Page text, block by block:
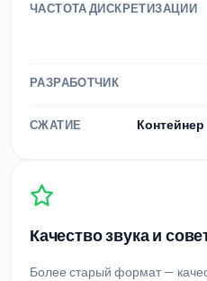
ЧАСТОТА ДИСКРЕТИЗАЦИИ
РАЗРАБОТЧИК
СЖАТИЕ
Качество звука и
Более старый формат —